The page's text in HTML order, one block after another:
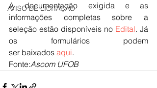
AVISO DE LICITAÇÃO
A documentação exigida e as
informações completas sobre a
seleção estão disponíveis no Edital. Já
os formulários podem
ser baixados aqui.
Fonte:Ascom UFOB